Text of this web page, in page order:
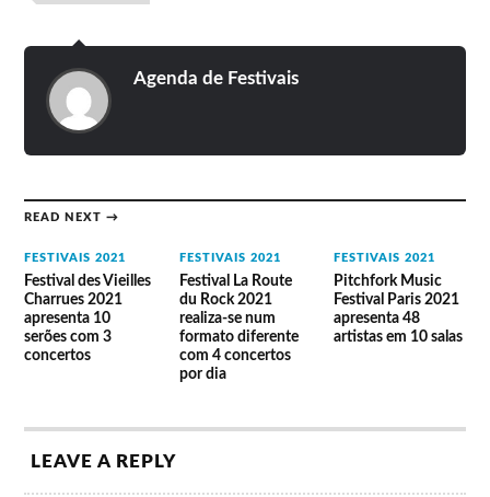
Agenda de Festivais
READ NEXT →
FESTIVAIS 2021
Festival des Vieilles
Charrues 2021
apresenta 10
serões com 3
concertos
FESTIVAIS 2021
Festival La Route
du Rock 2021
realiza-se num
formato diferente
com 4 concertos
por dia
FESTIVAIS 2021
Pitchfork Music
Festival Paris 2021
apresenta 48
artistas em 10 salas
LEAVE A REPLY